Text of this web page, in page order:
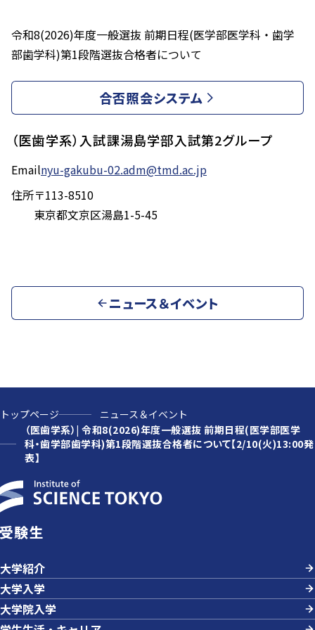
令和8(2026)年度一般選抜 前期日程(医学部医学科・歯学
部歯学科)第1段階選抜合格者について
合否照会システム
（医歯学系）入試課湯島学部入試第2グループ
Emailnyu-gakubu-02.adm@tmd.ac.jp
住所〒113-8510
東京都文京区湯島1-5-45
ニュース＆イベント
トップページ
ニュース＆イベント
（医歯学系）| 令和8(2026)年度一般選抜 前期日程(医学部医学
科・歯学部歯学科)第1段階選抜合格者について【2/10(火)13:00発
表】
受験生
大学紹介
大学入学
大学院入学